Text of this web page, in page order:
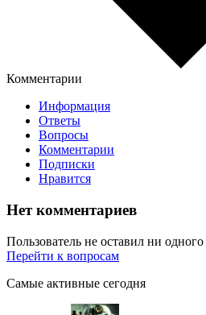
Комментарии
Информация
Ответы
Вопросы
Комментарии
Подписки
Нравится
Нет комментариев
Пользователь не оставил ни
Перейти к вопросам
Самые активные сегодня